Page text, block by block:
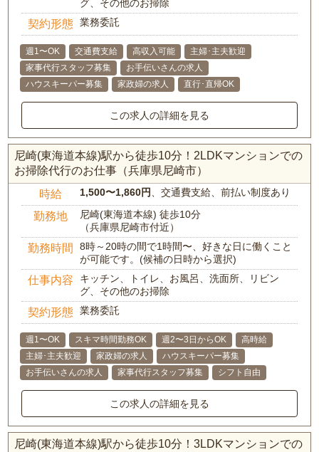
グ、その他のお掃除
契約形態 業務委託
週1〜OK 交通費支給 高収入可能
主婦･主夫歓迎
家事代行スタッフ募集
お手伝いさんの求人
ハウスキーパー募集
家政婦の求人 直行･直帰OK
この求人の詳細を見る
尼崎(東海道本線)駅から徒歩10分！2LDKマンションでの
お掃除代行のお仕事（兵庫県尼崎市）
時給 1,500〜1,860円、交通費支給、前払い制度あり
勤務地
尼崎(東海道本線) 徒歩10分
（兵庫県尼崎市付近）
勤務時間
8時～20時の間で1時間〜、好きな日に働くこと
が可能です。(候補の日時から選択)
仕事内容
キッチン、トイレ、お風呂、洗面所、リビン
グ、その他のお掃除
契約形態 業務委託
週1〜OK スキマ時間勤務OK 週2〜3日からOK
高時給
主婦･主夫歓迎
家政婦の求人
ハウスキーパー募集
お手伝いさんの求人
家事代行スタッフ募集 シフト自由
この求人の詳細を見る
尼崎(東海道本線)駅から徒歩10分！3LDKマンションでの